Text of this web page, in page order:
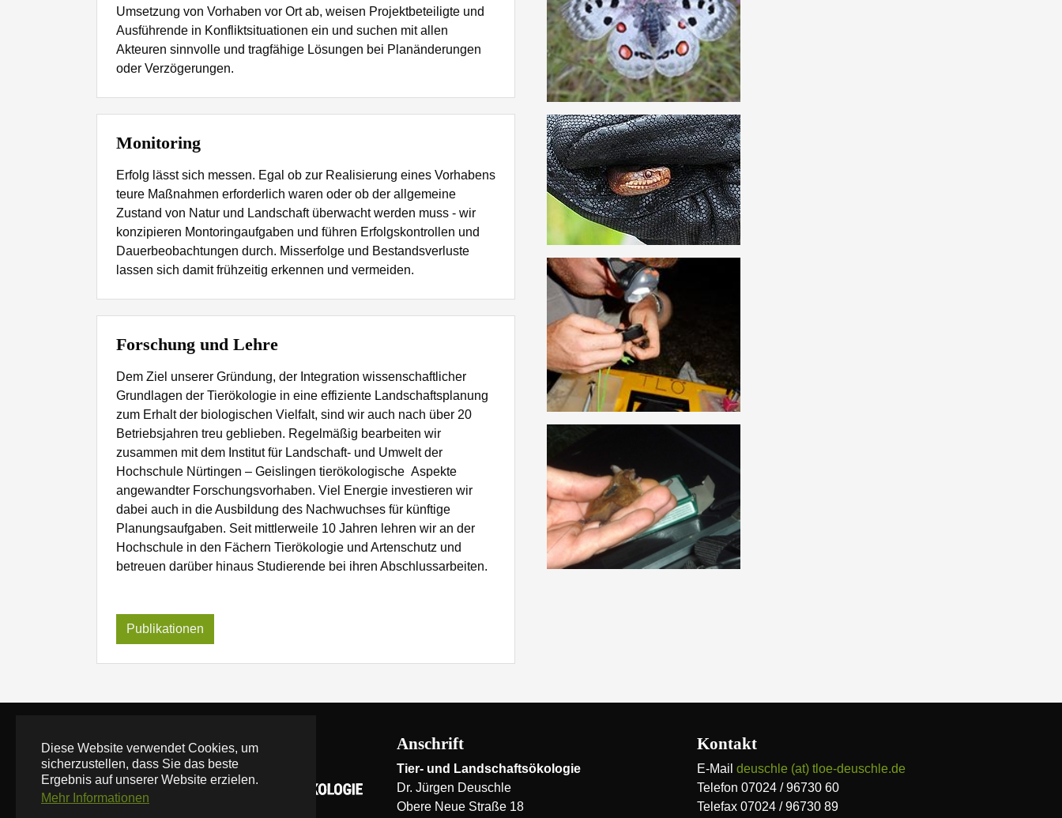
Diese Website verwendet Cookies, um
sicherzustellen, dass Sie das beste
Ergebnis auf unserer Website erzielen.
Mehr Informationen
Umsetzung von Vorhaben vor Ort ab, weisen Projektbeteiligte und
Ausführende in Konfliktsituationen ein und suchen mit allen
Akteuren sinnvolle und tragfähige Lösungen bei Planänderungen
oder Verzögerungen.
Monitoring
Erfolg lässt sich messen. Egal ob zur Realisierung eines Vorhabens
teure Maßnahmen erforderlich waren oder ob der allgemeine
Zustand von Natur und Landschaft überwacht werden muss - wir
konzipieren Montoringaufgaben und führen Erfolgskontrollen und
Dauerbeobachtungen durch. Misserfolge und Bestandsverluste
lassen sich damit frühzeitig erkennen und vermeiden.
Forschung und Lehre
Dem Ziel unserer Gründung, der Integration wissenschaftlicher
Grundlagen der Tierökologie in eine effiziente Landschaftsplanung
zum Erhalt der biologischen Vielfalt, sind wir auch nach über 20
Betriebsjahren treu geblieben. Regelmäßig bearbeiten wir
zusammen mit dem Institut für Landschaft- und Umwelt der
Hochschule Nürtingen – Geislingen tierökologische Aspekte
angewandter Forschungsvorhaben. Viel Energie investieren wir
dabei auch in die Ausbildung des Nachwuchses für künftige
Planungsaufgaben. Seit mittlerweile 10 Jahren lehren wir an der
Hochschule in den Fächern Tierökologie und Artenschutz und
betreuen darüber hinaus Studierende bei ihren Abschlussarbeiten.
Publikationen
Anschrift
Tier- und Landschaftsökologie
Dr. Jürgen Deuschle
Obere Neue Straße 18
Kontakt
E-Mail deuschle (at) tloe-deuschle.de
Telefon 07024 / 96730 60
Telefax 07024 / 96730 89